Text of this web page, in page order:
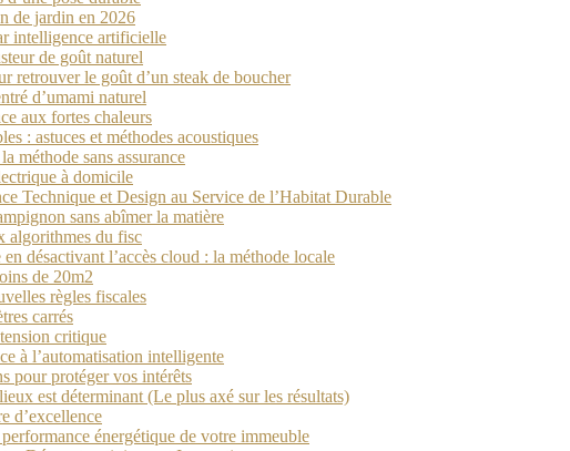
de jardin en 2026
intelligence artificielle
de goût naturel
retrouver le goût d’un steak de boucher
d’umami naturel
aux fortes chaleurs
: astuces et méthodes acoustiques
méthode sans assurance
à domicile
Technique et Design au Service de l’Habitat Durable
sans abîmer la matière
algorithmes du fisc
désactivant l’accès cloud : la méthode locale
de 20m2
règles fiscales
carrés
critique
à l’automatisation intelligente
pour protéger vos intérêts
est déterminant (Le plus axé sur les résultats)
d’excellence
énergétique de votre immeuble